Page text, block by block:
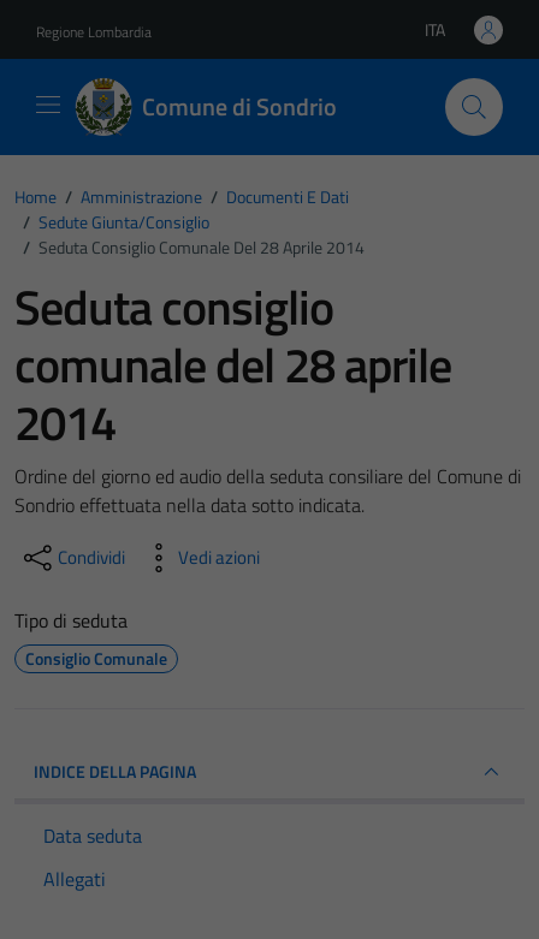
Regione Lombardia Lingua attiva:
ITA
Comune di Sondrio
Home / Amministrazione / Documenti E Dati
/ Sedute Giunta/consiglio
/ Seduta Consiglio Comunale Del 28 Aprile 2014
Seduta consiglio
comunale del 28 aprile
2014
Ordine del giorno ed audio della seduta consiliare del Comune di
Sondrio effettuata nella data sotto indicata.
Condividi Vedi azioni
Tipo di seduta
Consiglio Comunale
INDICE DELLA PAGINA
Data seduta
Allegati